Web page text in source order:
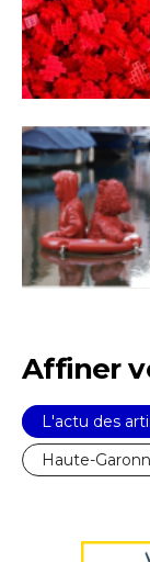
Affiner
L'actu des
Haute-